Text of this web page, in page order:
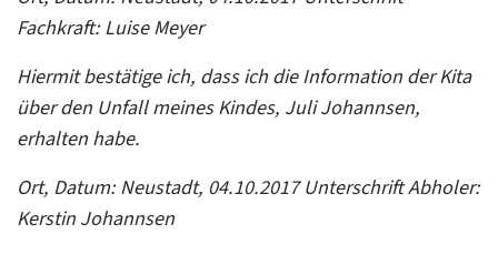
Fachkraft: Luise Meyer
Hiermit bestätige ich, dass ich die Information der Kita
über den Unfall meines Kindes, Juli Johannsen,
erhalten habe.
Ort, Datum: Neustadt, 04.10.2017Unterschrift Abholer:
Kerstin Johannsen